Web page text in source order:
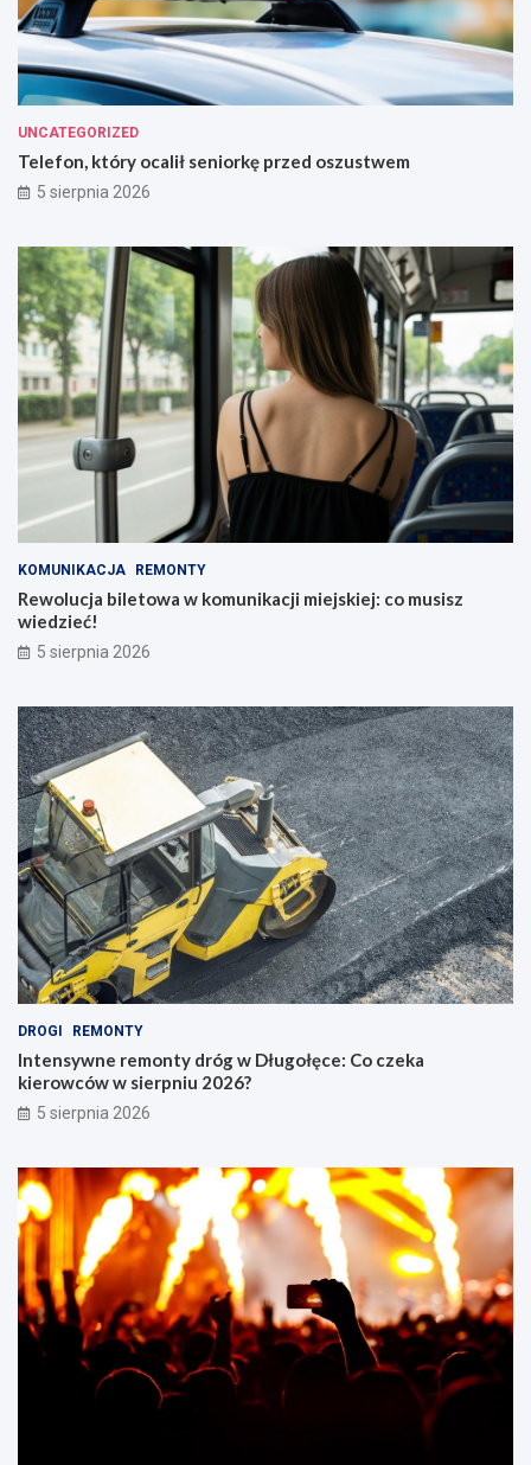
UNCATEGORIZED
Telefon, który ocalił seniorkę przed oszustwem
5 sierpnia 2026
KOMUNIKACJA REMONTY
Rewolucja biletowa w komunikacji miejskiej: co musisz
wiedzieć!
5 sierpnia 2026
DROGI REMONTY
Intensywne remonty dróg w Długołęce: Co czeka
kierowców w sierpniu 2026?
5 sierpnia 2026